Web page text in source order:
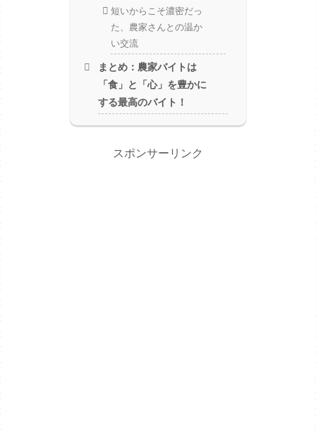
短いからこそ濃密だっ
た、農家さんとの温か
い交流
まとめ：農家バイトは
「食」と「心」を豊かに
する最高のバイト！
スポンサーリンク